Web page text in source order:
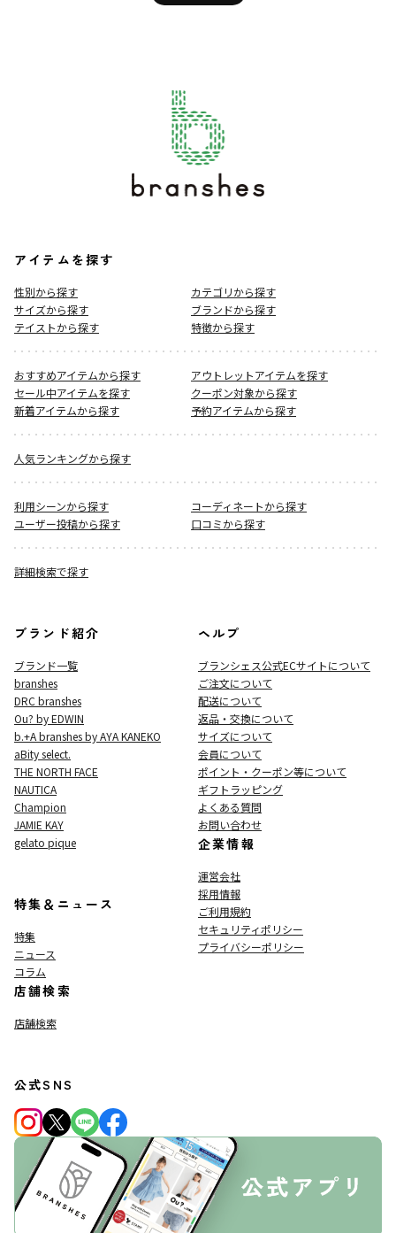
アイテムを探す
性別から探す
カテゴリから探す
サイズから探す
ブランドから探す
テイストから探す
特徴から探す
おすすめアイテムから探す
アウトレットアイテムを探す
セール中アイテムを探す
クーポン対象から探す
新着アイテムから探す
予約アイテムから探す
人気ランキングから探す
利用シーンから探す
コーディネートから探す
ユーザー投稿から探す
口コミから探す
詳細検索で探す
ブランド紹介
ブランド一覧
branshes
DRC branshes
Ou? by EDWIN
b.+A branshes by AYA KANEKO
aBity select.
THE NORTH FACE
NAUTICA
Champion
JAMIE KAY
gelato pique
特集＆ニュース
特集
ニュース
コラム
店舗検索
店舗検索
ヘルプ
ブランシェス公式ECサイトについて
ご注文について
配送について
返品・交換について
サイズについて
会員について
ポイント・クーポン等について
ギフトラッピング
よくある質問
お問い合わせ
企業情報
運営会社
採用情報
ご利用規約
セキュリティポリシー
プライバシーポリシー
公式SNS